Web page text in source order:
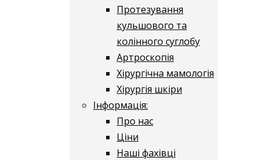
Протезування
кульшового та
колінного суглобу
Артроскопія
Хірургічна мамологія
Хірургія шкіри
Інформація:
Про нас
Ціни
Наші фахівці